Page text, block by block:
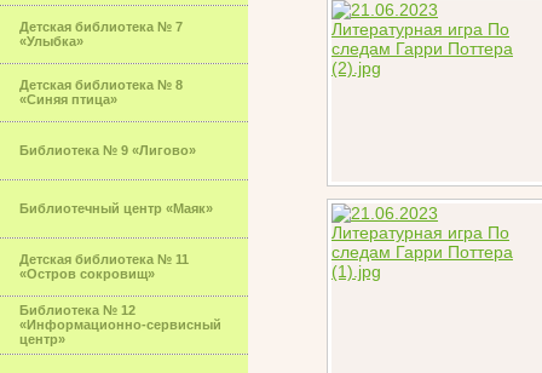
Детская библиотека № 7
«Улыбка»
Детская библиотека № 8
«Синяя птица»
Библиотека № 9 «Лигово»
Библиотечный центр «Маяк»
Детская библиотека № 11
«Остров сокровищ»
Библиотека № 12
«Информационно-сервисный
центр»